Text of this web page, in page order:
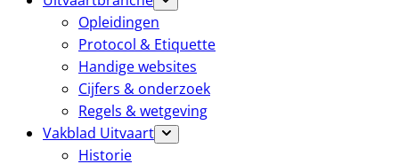
Opleidingen
Protocol & Etiquette
Handige websites
Cijfers & onderzoek
Regels & wetgeving
Vakblad Uitvaart
Historie